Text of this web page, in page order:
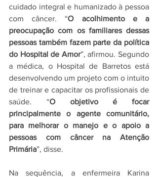
cuidado integral e humanizado à pessoa
com câncer. “O acolhimento e a
preocupação com os familiares dessas
pessoas também fazem parte da política
do Hospital de Amor”, afirmou. Segundo
a médica, o Hospital de Barretos está
desenvolvendo um projeto com o intuito
de treinar e capacitar os profissionais de
saúde. “O objetivo é focar
principalmente o agente comunitário,
para melhorar o manejo e o apoio a
pessoas com câncer na Atenção
Primária”, disse.
Na sequência, a enfermeira Karina